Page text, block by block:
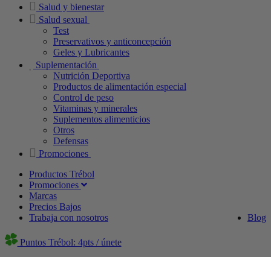
Salud y bienestar
Salud sexual
Test
Preservativos y anticoncepción
Geles y Lubricantes
Suplementación
Nutrición Deportiva
Productos de alimentación especial
Control de peso
Vitaminas y minerales
Suplementos alimenticios
Otros
Defensas
Promociones
Productos Trébol
Promociones
Marcas
Precios Bajos
Blog
Trabaja con nosotros
Puntos Trébol: 4pts / únete